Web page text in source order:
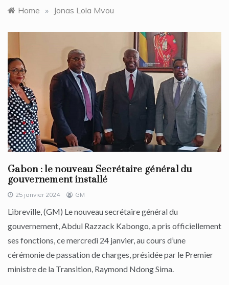
Home » Jonas Lola Mvou
Gabon : le nouveau Secrétaire général du
gouvernement installé
25 janvier 2024 GM
Libreville, (GM) Le nouveau secrétaire général du
gouvernement, Abdul Razzack Kabongo, a pris officiellement
ses fonctions, ce mercredi 24 janvier, au cours d’une
cérémonie de passation de charges, présidée par le Premier
ministre de la Transition, Raymond Ndong Sima.